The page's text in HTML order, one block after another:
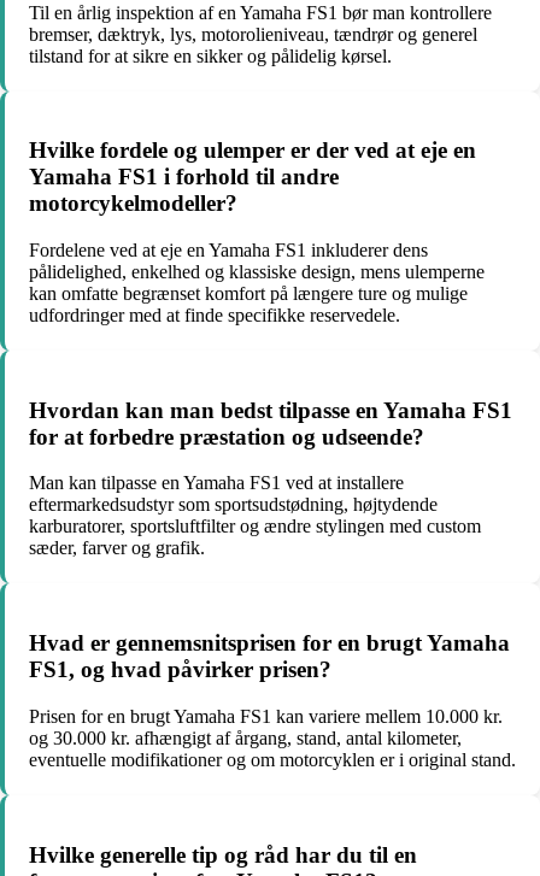
Til en årlig inspektion af en Yamaha FS1 bør man kontrollere
bremser, dæktryk, lys, motorolieniveau, tændrør og generel
tilstand for at sikre en sikker og pålidelig kørsel.
Hvilke fordele og ulemper er der ved at eje en
Yamaha FS1 i forhold til andre
motorcykelmodeller?
Fordelene ved at eje en Yamaha FS1 inkluderer dens
pålidelighed, enkelhed og klassiske design, mens ulemperne
kan omfatte begrænset komfort på længere ture og mulige
udfordringer med at finde specifikke reservedele.
Hvordan kan man bedst tilpasse en Yamaha FS1
for at forbedre præstation og udseende?
Man kan tilpasse en Yamaha FS1 ved at installere
eftermarkedsudstyr som sportsudstødning, højtydende
karburatorer, sportsluftfilter og ændre stylingen med custom
sæder, farver og grafik.
Hvad er gennemsnitsprisen for en brugt Yamaha
FS1, og hvad påvirker prisen?
Prisen for en brugt Yamaha FS1 kan variere mellem 10.000 kr.
og 30.000 kr. afhængigt af årgang, stand, antal kilometer,
eventuelle modifikationer og om motorcyklen er i original stand.
Hvilke generelle tip og råd har du til en